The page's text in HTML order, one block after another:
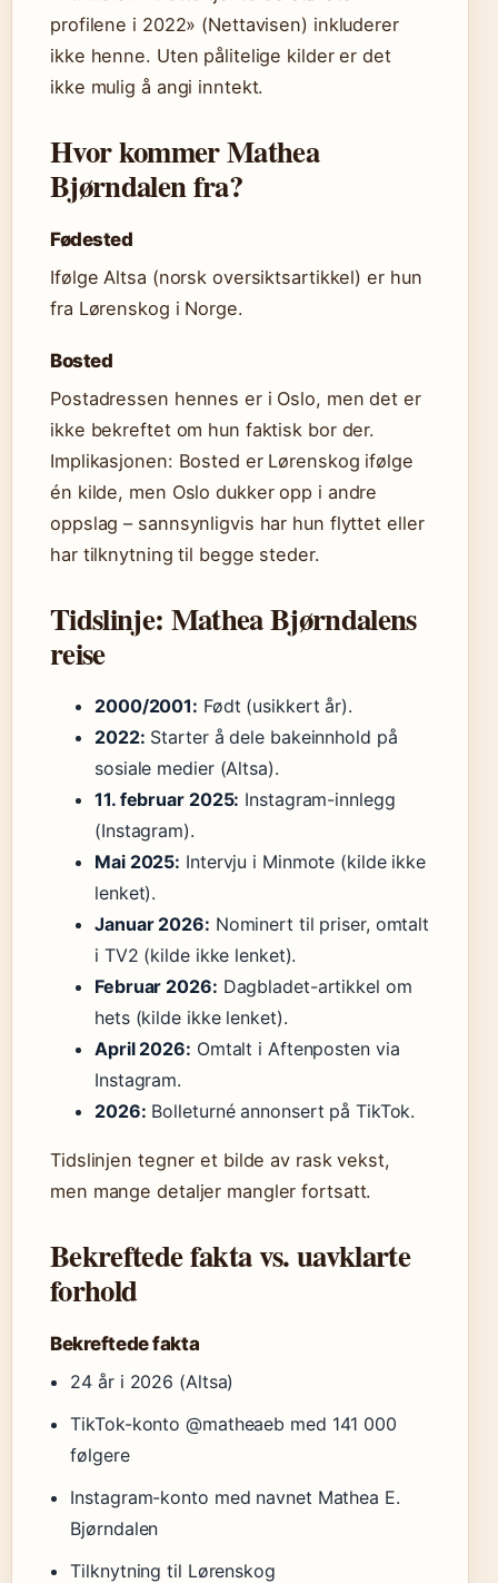
profilene i 2022» (Nettavisen) inkluderer
ikke henne. Uten pålitelige kilder er det
ikke mulig å angi inntekt.
Hvor kommer Mathea
Bjørndalen fra?
Fødested
Ifølge Altsa (norsk oversiktsartikkel) er hun
fra Lørenskog i Norge.
Bosted
Postadressen hennes er i Oslo, men det er
ikke bekreftet om hun faktisk bor der.
Implikasjonen: Bosted er Lørenskog ifølge
én kilde, men Oslo dukker opp i andre
oppslag – sannsynligvis har hun flyttet eller
har tilknytning til begge steder.
Tidslinje: Mathea Bjørndalens
reise
2000/2001: Født (usikkert år).
2022: Starter å dele bakeinnhold på
sosiale medier (Altsa).
11. februar 2025: Instagram-innlegg
(Instagram).
Mai 2025: Intervju i Minmote (kilde ikke
lenket).
Januar 2026: Nominert til priser, omtalt
i TV2 (kilde ikke lenket).
Februar 2026: Dagbladet-artikkel om
hets (kilde ikke lenket).
April 2026: Omtalt i Aftenposten via
Instagram.
2026: Bolleturné annonsert på TikTok.
Tidslinjen tegner et bilde av rask vekst,
men mange detaljer mangler fortsatt.
Bekreftede fakta vs. uavklarte
forhold
Bekreftede fakta
24 år i 2026 (Altsa)
TikTok-konto @matheaeb med 141 000
følgere
Instagram-konto med navnet Mathea E.
Bjørndalen
Tilknytning til Lørenskog